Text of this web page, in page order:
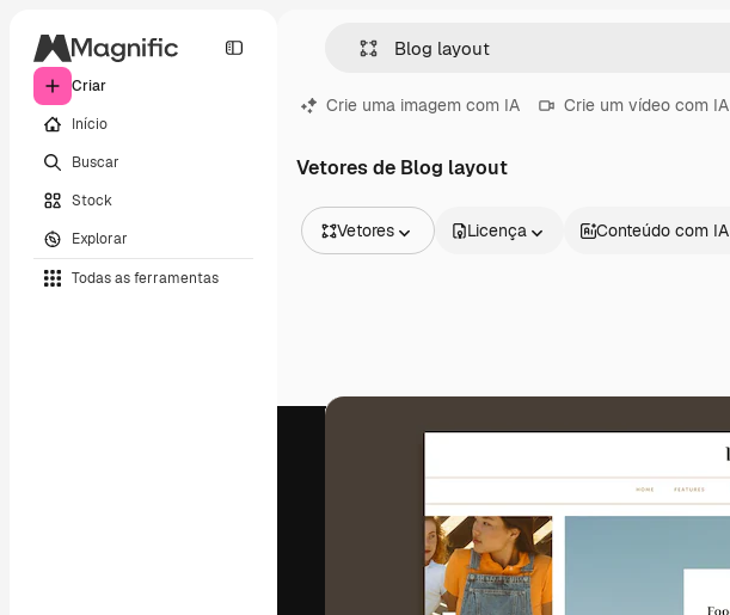
Criar
Início
Buscar
Stock
Explorar
Todas as ferramentas
Crie uma imagem com IA Crie um vídeo com IA
Vetores de Blog layout
Vetores
Vídeos
Clipes de vídeo
Licença Conteúdo com IA
A plataforma criativa para você direcionar
seu melhor trabalho. Mais de 1 milhão de
assinantes entre criativos, empresas,